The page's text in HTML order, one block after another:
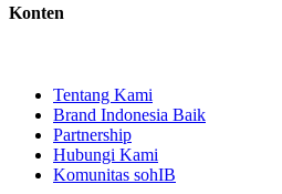
Konten
Tentang Kami
Brand Indonesia Baik
Partnership
Hubungi Kami
Komunitas sohIB